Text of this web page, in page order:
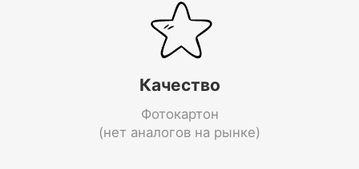
Качество
Фотокартон
(нет аналогов на рынке)